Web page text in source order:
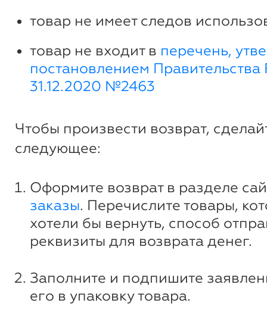
товар не имеет следов
товар не входит в перечень,
постановлением Правительства
31.12.2020 №2463
Чтобы произвести возврат,
следующее:
Оформите возврат в разделе
заказы. Перечислите товары,
хотели бы вернуть, способ
реквизиты для возврата денег.
Заполните и подпишите
его в упаковку товара.